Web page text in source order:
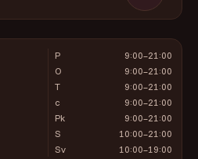
P
9:00–21:00
O
9:00–21:00
T
9:00–21:00
c
9:00–21:00
Pk
9:00–21:00
S
10:00–21:00
Sv
10:00–19:00